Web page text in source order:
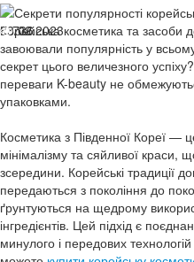
08.02.2023
736
Корейська косметика та засоби
завоювали популярність у
секрет цього величезного
переваги K-beauty не
упаковками.
Косметика з Південної Кореї —
мінімалізму та сяйливої краси,
зсередини. Корейські традиції
передаються з покоління до
ґрунтуються на щедрому
інгредієнтів. Цей підхід є
минулого і передових